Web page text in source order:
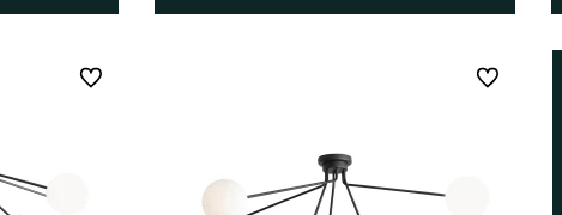
Do ulubionych Do ulubionych